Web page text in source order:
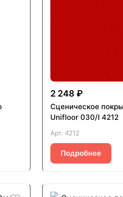
2 248 ₽
Сценическое
Unifloor 030/I 4212
Арт. 4212
Подробнее